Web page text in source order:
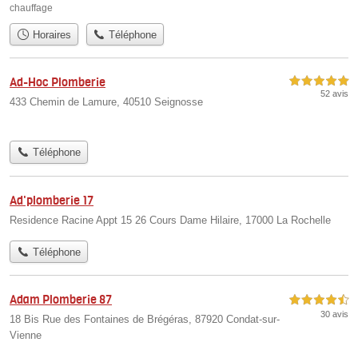
chauffage
Horaires Téléphone
Ad-Hoc Plomberie
433 Chemin de Lamure, 40510 Seignosse
5,0 étoiles sur 5
52 avis
Téléphone
Ad'plomberie 17
Residence Racine Appt 15 26 Cours Dame Hilaire, 17000 La Rochelle
Téléphone
Adam Plomberie 87
18 Bis Rue des Fontaines de Brégéras, 87920 Condat-sur-
Vienne
4,5 étoiles sur 5
30 avis